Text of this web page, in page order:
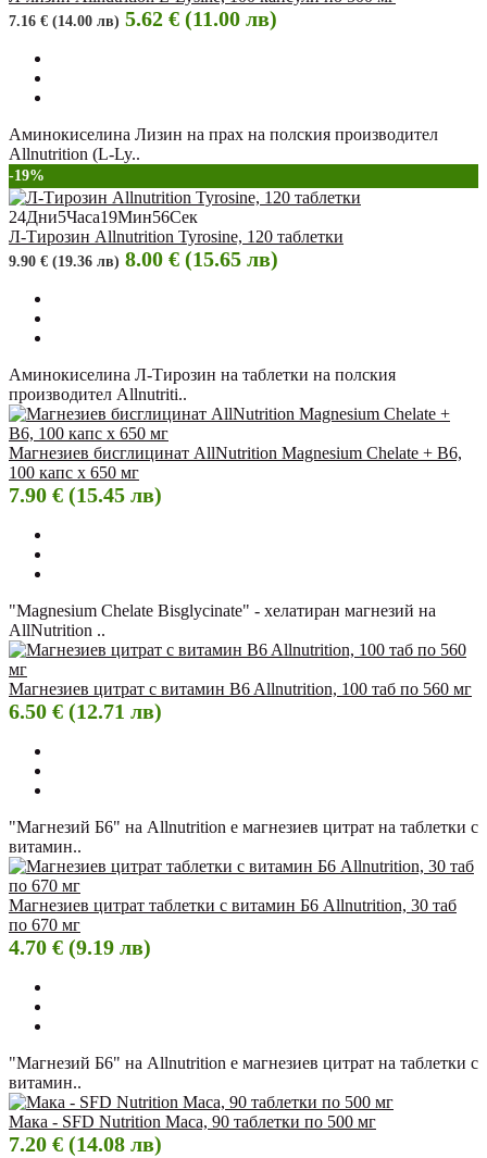
7.16 € (14.00 лв) 5.62 € (11.00 лв)
Аминокиселина Лизин на прах на полския производител
Allnutrition (L-Ly..
-19%
24Дни5Часа19Мин55Сек
Л-Тирозин Allnutrition Tyrosine, 120 таблетки
9.90 € (19.36 лв) 8.00 € (15.65 лв)
Аминокиселина Л-Тирозин на таблетки на полския
производител Allnutriti..
Магнезиев бисглицинат AllNutrition Magnesium Chelate + B6,
100 капс х 650 мг
7.90 € (15.45 лв)
"Magnesium Chelate Bisglycinate" - хелатиран магнезий на
AllNutrition ..
Магнезиев цитрат с витамин B6 Allnutrition, 100 таб по 560 мг
6.50 € (12.71 лв)
"Магнезий Б6" на Allnutrition е магнезиев цитрат на таблетки с
витамин..
Магнезиев цитрат таблетки с витамин Б6 Allnutrition, 30 таб
по 670 мг
4.70 € (9.19 лв)
"Магнезий Б6" на Allnutrition е магнезиев цитрат на таблетки с
витамин..
Мака - SFD Nutrition Maca, 90 таблетки по 500 мг
7.20 € (14.08 лв)